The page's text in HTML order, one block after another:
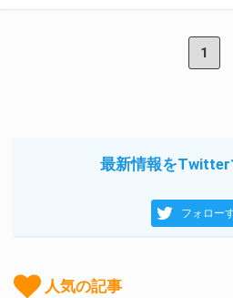
1
最新情報をTwitter
フォロー
人気の記事